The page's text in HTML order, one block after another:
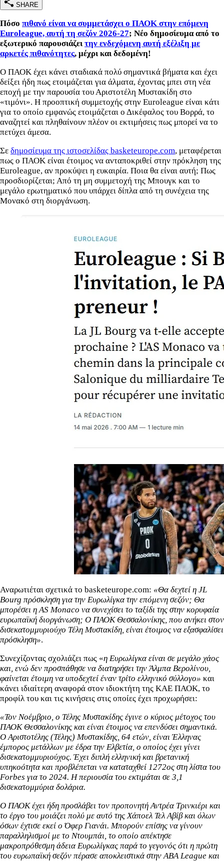
SHARE
Πόσο πιθανό είναι να συμμετάσχει ο ΠΑΟΚ στην επόμενη
Euroleague, αυτή τη σεζόν 2026-27; Νέο δημοσίευμα από το
εξωτερικό παρουσιάζειτην ενδεχόμενη αυτή εξέλιξη με
αρκετές πιθανότητες, μέχρι και δεδομένη!
Ο ΠΑΟΚ έχει κάνει σταδιακά πολύ σημαντικά βήματα και έχει
δείξει ήδη πως ετοιμάζεται για άλματα, έχοντας μπει στη νέα
εποχή με την παρουσία του Αριστοτέλη Μυστακίδη στο
«τιμόνι». Η προοπτική συμμετοχής στην Euroleague είναι κάτι
για το οποίο εμφανώς ετοιμάζεται ο Δικέφαλος του Βορρά, το
αναζητεί και πληθαίνουν πλέον οι εκτιμήσεις πως μπορεί να το
πετύχει άμεσα.
Σε δημοσίευμα της ιστοσελίδας basketeurope.com, μεταφέρεται
πως ο ΠΑΟΚ είναι έτοιμος να ανταποκριθεί στην πρόκληση της
Euroleague, αν προκύψει η ευκαιρία. Ποια θα είναι αυτή; Πως
προσδιορίζεται; Από τη μη συμμετοχή της Μπουγκ και το
μεγάλο ερωτηματικό που υπάρχει δίπλα από τη συνέχεια της
Μονακό στη διοργάνωση.
Αναρωτιέται σχετικά το basketeurope.com: «Θα δεχτεί η JL
Bourg πρόσκληση για την Ευρωλίγκα την επόμενη σεζόν; Θα
μπορέσει η AS Monaco να συνεχίσει το ταξίδι της στην κορυφαία
ευρωπαϊκή διοργάνωση; Ο ΠΑΟΚ Θεσσαλονίκης, που ανήκει στον
δισεκατομμυριούχο Τέλη Μυστακίδη, είναι έτοιμος να εξασφαλίσει
πρόσκληση».
Συνεχίζοντας σχολιάζει πως «η Ευρωλίγκα είναι σε μεγάλο χάος
και, ενώ δεν προσπάθησε να διατηρήσει την Άλμπα Βερολίνου,
φαίνεται έτοιμη να υποδεχτεί έναν τρίτο ελληνικό σύλλογο» και
κάνει ιδιαίτερη αναφορά στον ιδιοκτήτη της ΚΑΕ ΠΑΟΚ, το
προφίλ του και τις κινήσεις στις οποίες έχει προχωρήσει:
«Τον Νοέμβριο, ο Τέλης Μυστακίδης έγινε ο κύριος μέτοχος του
ΠΑΟΚ Θεσσαλονίκης και είναι έτοιμος να επενδύσει σημαντικά.
Ο Αριστοτέλης (Τέλης) Μυστακίδης, 64 ετών, είναι Έλληνας
έμπορος μετάλλων με έδρα την Ελβετία, ο οποίος έχει γίνει
δισεκατομμυριούχος. Έχει διπλή ελληνική και βρετανική
υπηκοότητα και προβλέπεται να καταταχθεί 1272ος στη λίστα του
Forbes για το 2024. Η περιουσία του εκτιμάται σε 3,1
δισεκατομμύρια δολάρια.
Ο ΠΑΟΚ έχει ήδη προσλάβει τον προπονητή Αντρέα Τρινκιέρι και
το έργο του μοιάζει πολύ με αυτό της Χάποελ Τελ Αβίβ και όλων
όσων έχτισε εκεί ο Όφερ Γιανάι. Μπορούν επίσης να γίνουν
παραλληλισμοί με το Ντουμπάι, το οποίο απέκτησε
μακροπρόθεσμη άδεια Ευρωλίγκας παρά το γεγονός ότι η πρώτη
του ευρωπαϊκή σεζόν πέρασε αποκλειστικά στην ABA League και